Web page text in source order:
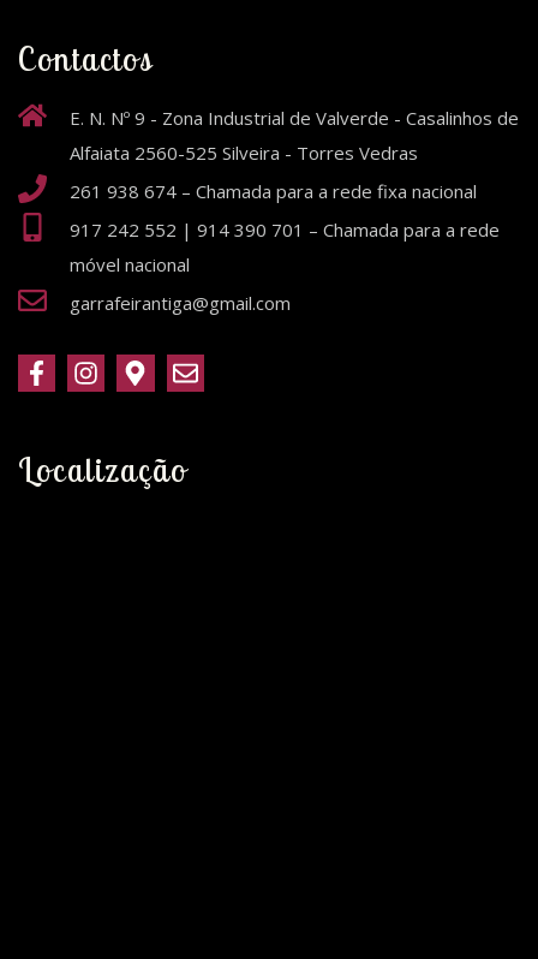
Contactos
E. N. Nº 9 - Zona Industrial de Valverde - Casalinhos de
Alfaiata 2560-525 Silveira - Torres Vedras
261 938 674 – Chamada para a rede fixa nacional
917 242 552 | 914 390 701 – Chamada para a rede
móvel nacional
garrafeirantiga@gmail.com
Localização